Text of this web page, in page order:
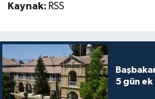
Kaynak: RSS
5 gün